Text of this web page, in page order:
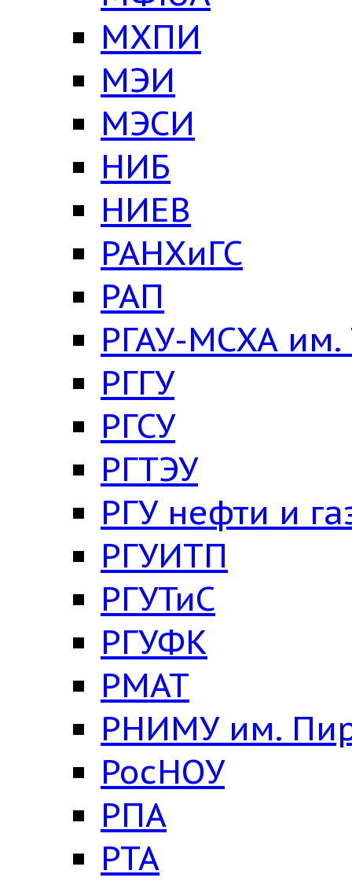
МХПИ
МЭИ
МЭСИ
НИБ
НИЕВ
РАНХиГС
РАП
РГАУ-МСХА им.
РГГУ
РГСУ
РГТЭУ
РГУ нефти и
РГУИТП
РГУТиС
РГУФК
РМАТ
РНИМУ им.
РосНОУ
РПА
РТА